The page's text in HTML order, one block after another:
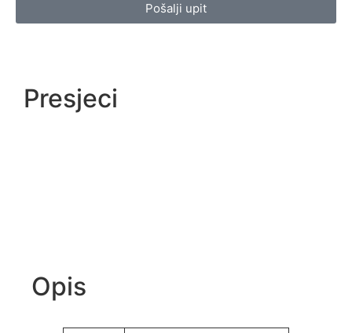
Pošalji upit
Presjeci
Opis